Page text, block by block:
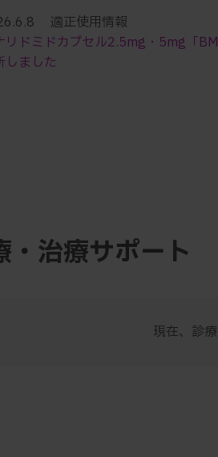
適正使用情報
リドミドカプセル2.5mg・5mg「
しました
・治療サポート
現在、診